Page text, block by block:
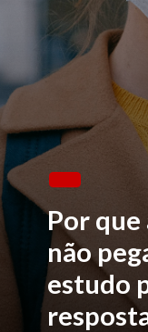
Por que
não
estudo